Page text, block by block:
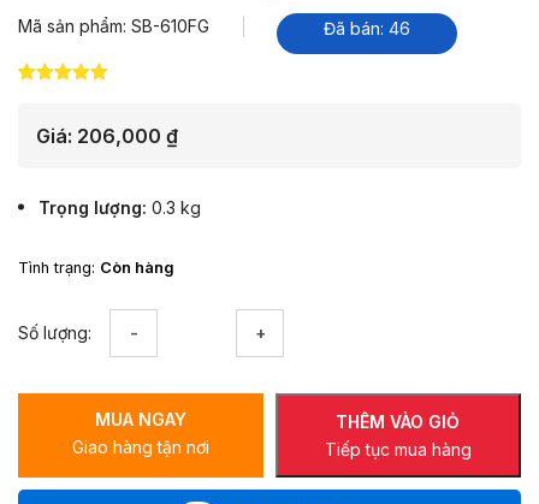
Mã sản phẩm: SB-610FG Đã bán: 46
đánh giá
Giá: 206,000 ₫
Trọng lượng 0.3 kg
Tình trạng: Còn hàng
Số lượng:
10x30
vách
tắm
THÊM VÀO GIỎ
Tiếp tục mua hàng
MUA NGAY
Giao hàng tận nơi